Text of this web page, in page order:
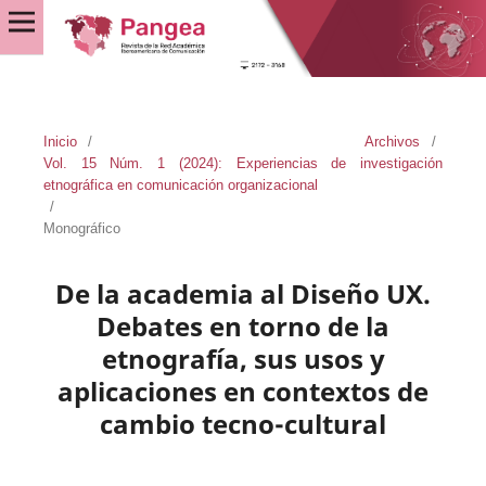
Inicio / Archivos
/
Vol. 15 Núm. 1 (2024): Experiencias de investigación
etnográfica en comunicación organizacional
/
Monográfico
De la academia al Diseño UX.
Debates en torno de la
etnografía, sus usos y
aplicaciones en contextos de
cambio tecno-cultural